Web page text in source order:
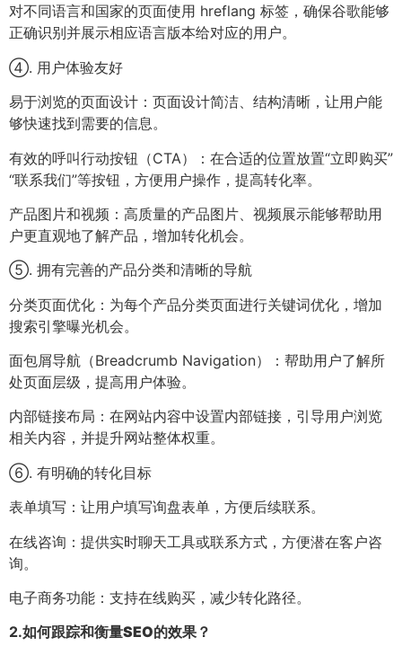
对不同语言和国家的页面使用 hreflang 标签，确保谷歌能够
正确识别并展示相应语言版本给对应的用户。
④. 用户体验友好
易于浏览的页面设计：页面设计简洁、结构清晰，让用户能
够快速找到需要的信息。
有效的呼叫行动按钮（CTA）：在合适的位置放置“立即购买”
“联系我们”等按钮，方便用户操作，提高转化率。
产品图片和视频：高质量的产品图片、视频展示能够帮助用
户更直观地了解产品，增加转化机会。
⑤. 拥有完善的产品分类和清晰的导航
分类页面优化：为每个产品分类页面进行关键词优化，增加
搜索引擎曝光机会。
面包屑导航（Breadcrumb Navigation）：帮助用户了解所
处页面层级，提高用户体验。
内部链接布局：在网站内容中设置内部链接，引导用户浏览
相关内容，并提升网站整体权重。
⑥. 有明确的转化目标
表单填写：让用户填写询盘表单，方便后续联系。
在线咨询：提供实时聊天工具或联系方式，方便潜在客户咨
询。
电子商务功能：支持在线购买，减少转化路径。
2.如何跟踪和衡量SEO的效果？